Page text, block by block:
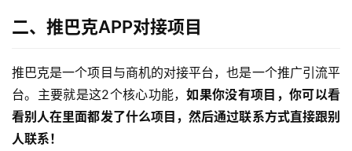
二、推巴克APP对接项目
推巴克是一个项目与商机的对接平台，也是一个推广引流平
台。主要就是这2个核心功能，如果你没有项目，你可以看
看别人在里面都发了什么项目，然后通过联系方式直接跟别
人联系！